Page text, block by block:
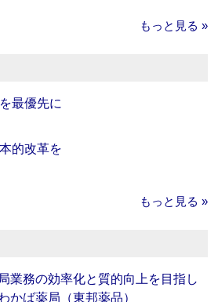
もっと見る »
最優先に
的改革を
もっと見る »
局業務の効率化と質的向上を目指し
かば薬局（東邦薬品）